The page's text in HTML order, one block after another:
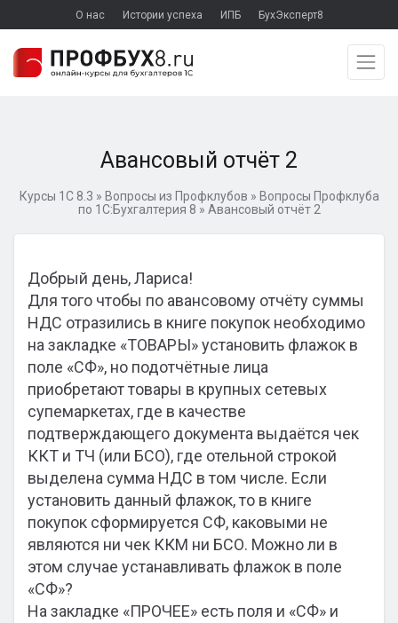
О нас Истории успеха ИПБ БухЭксперт8
Авансовый отчёт 2
Курсы 1С 8.3 » Вопросы из Профклубов » Вопросы Профклуба
по 1С:Бухгалтерия 8 » Авансовый отчёт 2
Добрый день, Лариса!
Для того чтобы по авансовому отчёту суммы
НДС отразились в книге покупок необходимо
на закладке «ТОВАРЫ» установить флажок в
поле «СФ», но подотчётные лица
приобретают товары в крупных сетевых
супемаркетах, где в качестве
подтверждающего документа выдаётся чек
ККТ и ТЧ (или БСО), где отельной строкой
выделена сумма НДС в том числе. Если
установить данный флажок, то в книге
покупок сформируется СФ, каковыми не
являются ни чек ККМ ни БСО. Можно ли в
этом случае устанавливать флажок в поле
«СФ»?
На закладке «ПРОЧЕЕ» есть поля и «СФ» и